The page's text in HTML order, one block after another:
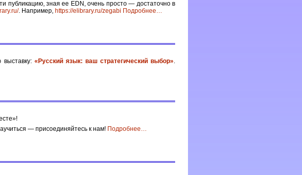
публикацию, зная ее EDN, очень просто — достаточно в
. Например, https://elibrary.ru/zegabi Подробнее…
«Русский язык: ваш стратегический выбор».
— присоединяйтесь к нам! Подробнее…